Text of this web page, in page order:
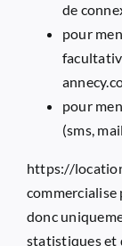
de
pour
pour
(sms,
https://
commercialise
donc
statistiques et